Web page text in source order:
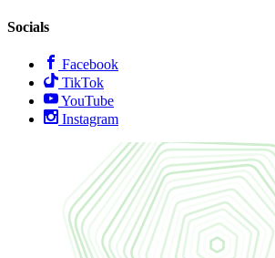
Socials
Facebook
TikTok
YouTube
Instagram